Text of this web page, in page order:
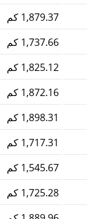
1,879.37 كم
1,737.66 كم
1,825.12 كم
1,872.16 كم
1,898.31 كم
1,717.31 كم
1,545.67 كم
1,725.28 كم